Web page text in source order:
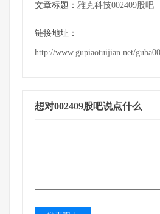
文章标题： 雅克科技002409股吧
链接地址：
http://www.gupiaotuijian.net/
想对002409股吧说点什么